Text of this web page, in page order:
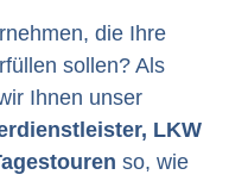
die Ihre
sollen? Als
Ihnen unser
LKW
so, wie